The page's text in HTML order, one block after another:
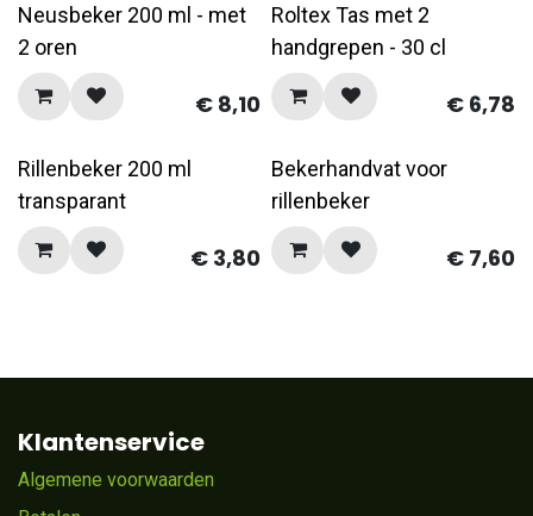
Neusbeker 200 ml - met
2 oren
€ 8,10
Roltex Tas met 2
handgrepen - 30 cl
€ 6,78
Rillenbeker 200 ml
transparant
€ 3,80
Bekerhandvat voor
rillenbeker
€ 7,60
Klantenservice
Algemene voorwaarden